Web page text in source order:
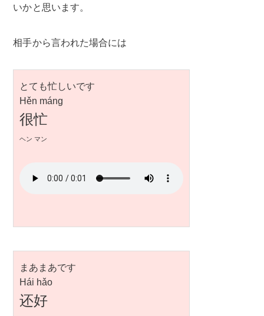
いかと思います。
相手から言われた場合には
とても忙しいです
Hěn máng
很忙
ヘン マン
まあまあです
Hái hǎo
还好